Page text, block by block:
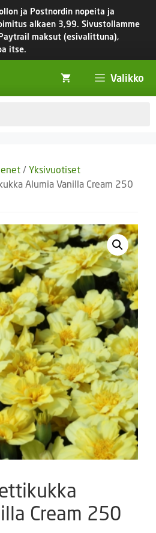
ja Postnordin nopeita ja
alkaen 3,99. Sivustollamme
maksut (esivalittuna),
itse.
Valikko
/ Yksivuotiset
Alumia Vanilla Cream 250
Cream 250